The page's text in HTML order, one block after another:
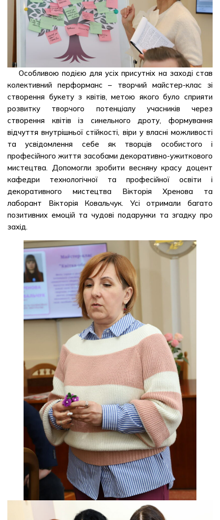
Особливою подією для усіх присутніх на заході став
колективний перформанс – творчий майстер-клас зі
створення букету з квітів, метою якого було сприяти
розвитку творчого потенціалу учасників через
створення квітів із синельного дроту, формування
відчуття внутрішньої стійкості, віри у власні можливості
та усвідомлення себе як творців особистого і
професійного життя засобами декоративно-ужиткового
мистецтва. Допомогли зробити весняну красу доцент
кафедри технологічної та професійної освіти і
декоративного мистецтва Вікторія Хренова та
лаборант Вікторія Ковальчук. Усі отримали багато
позитивних емоцій та чудові подарунки та згадку про
захід.